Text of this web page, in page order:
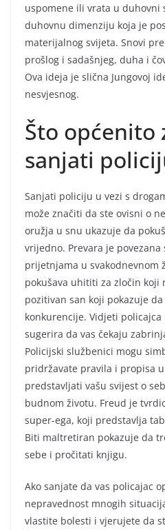
uspomene ili vrata u duhovni
duhovnu dimenziju koja je
materijalnog svijeta. Snovi
prošlog i sadašnjeg, duha i
Ova ideja je slična Jungovoj
nesvjesnog.
Što općenito
sanjati
Sanjati policiju u vezi s
može značiti da ste ovisni o
oružja u snu ukazuje da
vrijedno. Prevara je povezana
prijetnjama u svakodnevnom
pokušava uhititi za zločin koji
pozitivan san koji pokazuje
konkurencije. Vidjeti
sugerira da vas čekaju
Policijski službenici mogu
pridržavate pravila i propisa
predstavljati vašu svijest o
budnom životu. Freud je
super-ega, koji predstavlja
Biti maltretiran pokazuje da
sebe i pročitati knjigu.
Ako sanjate da vas policajac
nepravednost mnogih
vlastite bolesti i vjerujete da